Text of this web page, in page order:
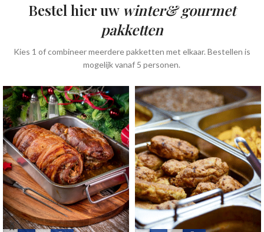
Bestel hier uw winter& gourmet
pakketten
Kies 1 of combineer meerdere pakketten met elkaar. Bestellen is
mogelijk vanaf 5 personen.